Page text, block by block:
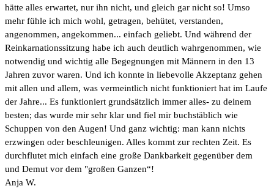
hätte alles erwartet, nur ihn nicht, und gleich gar nicht so! Umso
mehr fühle ich mich wohl, getragen, behütet, verstanden,
angenommen, angekommen... einfach geliebt. Und während der
Reinkarnationssitzung habe ich auch deutlich wahrgenommen, wie
notwendig und wichtig alle Begegnungen mit Männern in den 13
Jahren zuvor waren. Und ich konnte in liebevolle Akzeptanz gehen
mit allen und allem, was vermeintlich nicht funktioniert hat im Laufe
der Jahre... Es funktioniert grundsätzlich immer alles- zu deinem
besten; das wurde mir sehr klar und fiel mir buchstäblich wie
Schuppen von den Augen! Und ganz wichtig: man kann nichts
erzwingen oder beschleunigen. Alles kommt zur rechten Zeit. Es
durchflutet mich einfach eine große Dankbarkeit gegenüber dem
und Demut vor dem "großen Ganzen“!
Anja W.